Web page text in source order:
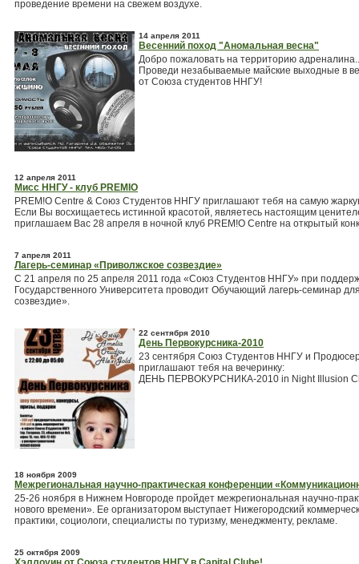
проведение времени на свежем воздухе.
14 апреля 2011
Весенний поход "Аномальная весна"
Добро пожаловать на территорию
Проведи незабываемые майские выходные в
от Союза студентов ННГУ!
12 апреля 2011
Мисс ННГУ - клуб PREMIO
PREM!O Centre & Союз Студентов ННГУ приглашают тебя на самую
Если Вы восхищаетесь истинной красотой, являетесь настоящим
приглашаем Вас 28 апреля в ночной клуб PREM!O Centre на открытый
7 апреля 2011
Лагерь-семинар «Приволжское созвездие»
С 21 апреля по 25 апреля 2011 года «Союз Студентов ННГУ» при
Государственного Университета проводит Обучающий лагерь-семинар
созвездие».
22 сентября 2010
День Первокурсника-2010
23 сентября Союз Студентов ННГУ и
приглашают тебя на вечеринку:
ДЕНЬ ПЕРВОКУРСНИКА-2010 in Night Illusion
18 ноября 2009
Межрегиональная научно-практическая конференции
25-26 ноября в Нижнем Новгороде пройдет межрегиональная научно-
нового времени». Ее организатором выступает Нижегородский
практики, социологи, специалисты по туризму, менеджменту, рекламе.
25 октября 2009